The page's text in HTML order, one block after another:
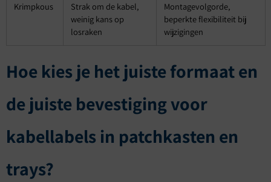
Krimpkous
Strak om de kabel,
weinig kans op
losraken
Montagevolgorde,
beperkte flexibiliteit bij
wijzigingen
Hoe kies je het juiste formaat en
de juiste bevestiging voor
kabellabels in patchkasten en
trays?